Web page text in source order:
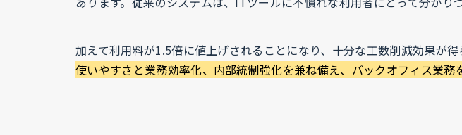
加えて利用料が1.5倍に値上げされることになり、十分な工数削減効果が
使いやすさと業務効率化、内部統制強化を兼ね備え、バックオフィス業務